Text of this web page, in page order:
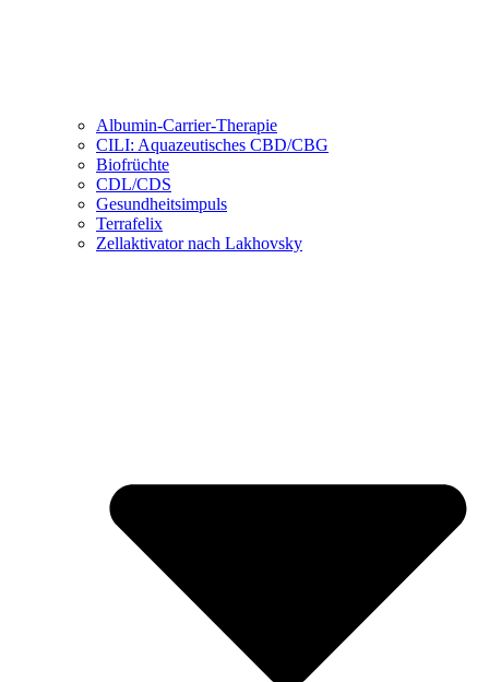
Albumin-Carrier-Therapie
CILI: Aquazeutisches CBD/CBG
Biofrüchte
CDL/CDS
Gesundheitsimpuls
Terrafelix
Zellaktivator nach Lakhovsky